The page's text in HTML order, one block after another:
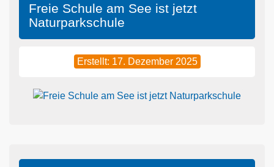
Freie Schule am See ist jetzt
Naturparkschule
Erstellt: 17. Dezember 2025